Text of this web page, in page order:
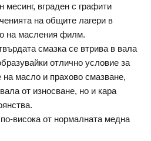
месинг, вграден с графити
на общите лагери в
на масления филм.
смазка се втрива в вала
отлично условие за
масло и прахово смазване,
от износване, но и кара
висока от нормалната медна